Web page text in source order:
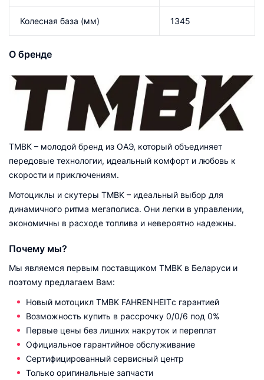
Колесная база (мм) 1345
О бренде
TMBK – молодой бренд из ОАЭ, который объединяет
передовые технологии, идеальный комфорт и любовь к
скорости и приключениям.
Мотоциклы и скутеры TMBK – идеальный выбор для
динамичного ритма мегаполиса. Они легки в управлении,
экономичны в расходе топлива и невероятно надежны.
Почему мы?
Мы являемся первым поставщиком TMBK в Беларуси и
поэтому предлагаем Вам:
Новый мотоцикл TMBK FAHRENHEITс гарантией
Возможность купить в рассрочку 0/0/6 под 0%
Первые цены без лишних накруток и переплат
Официальное гарантийное обслуживание
Сертифицированный сервисный центр
Только оригинальные запчасти